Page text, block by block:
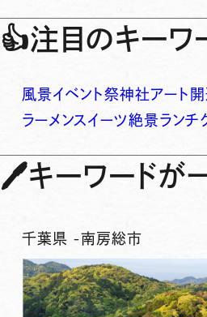
👍注目のキーワ
風景イベント祭神社アート
ラーメンスイーツ絶景ランチ
🖊キーワードが
千葉県 -南房総市